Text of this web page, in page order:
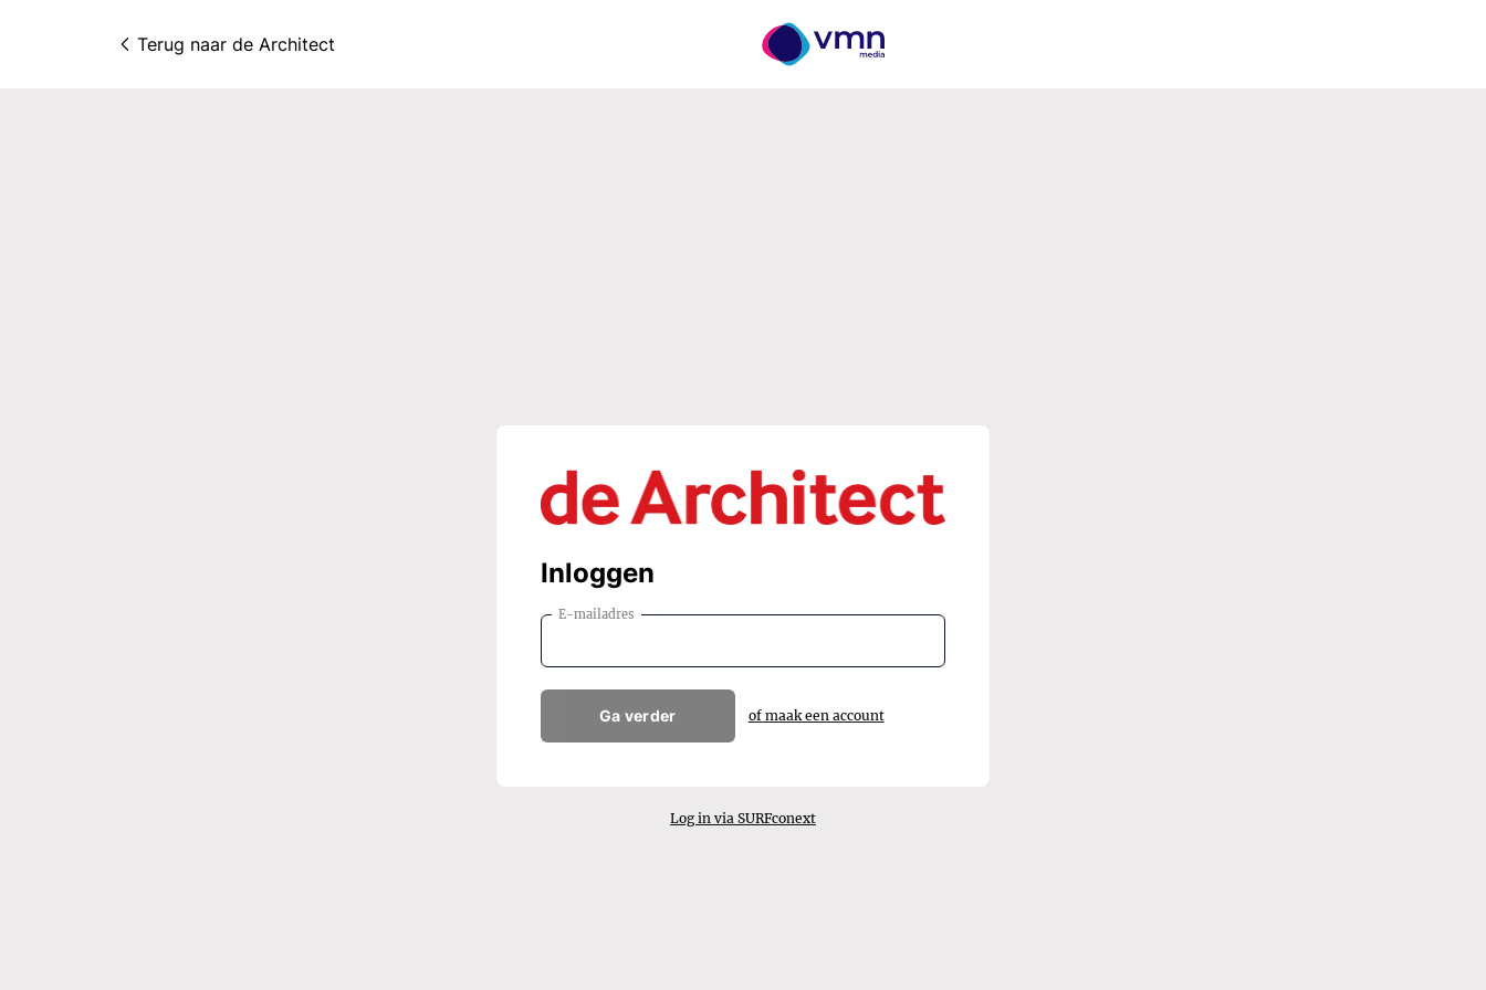
Terug naar de Architect
Inloggen
E-mailadres
Ga verder of maak een account
Log in via SURFconext